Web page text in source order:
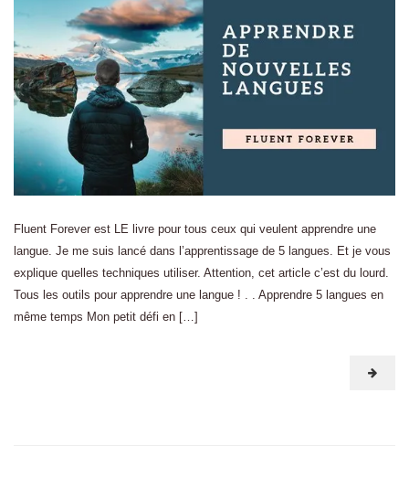
Fluent Forever est LE livre pour tous ceux qui veulent apprendre une
langue. Je me suis lancé dans l’apprentissage de 5 langues. Et je vous
explique quelles techniques utiliser. Attention, cet article c’est du lourd.
Tous les outils pour apprendre une langue ! . . Apprendre 5 langues en
même temps Mon petit défi en […]